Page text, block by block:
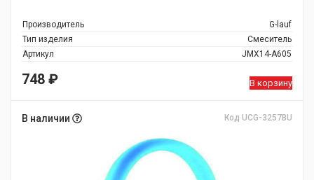
Производитель
G-lauf
Тип изделия
Смеситель
Артикул
JMX14-A605
748 ₽ В корзину
В наличии Код UCG-3257BU